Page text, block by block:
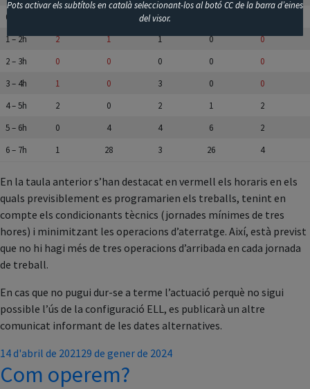
Pots activar els subtítols en català seleccionant-los al botó CC de la barra d’eines
del visor.
0 – 1h
22
1 – 2h
2 1 1 0
0
2 – 3h
0 0 0 0
0
3 – 4h
1 0 3 0
0
4 – 5h
2 0 2 1
2
5 – 6h
0 4 4 6
2
6 – 7h
1 28 3 26 4
En la taula anterior s’han destacat en vermell els horaris en els
quals previsiblement es programarien els treballs, tenint en
compte els condicionants tècnics (jornades mínimes de tres
hores) i minimitzant les operacions d’aterratge. Així, està previst
que no hi hagi més de tres operacions d’arribada en cada jornada
de treball.
En cas que no pugui dur-se a terme l’actuació perquè no sigui
possible l’ús de la configuració ELL, es publicarà un altre
comunicat informant de les dates alternatives.
Posted
on
14 d'abril de 202129 de gener de 2024
Com operem?